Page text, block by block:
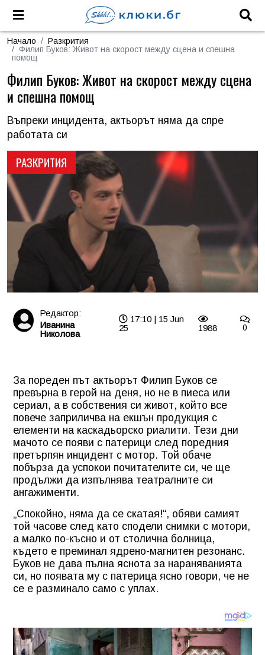
Начало
Разкрития
Филип Буков: Живот на скорост между сцена и спешна
помощ
РАЗКРИТИЯ
Филип Буков: Живот на скорост между сцена
и спешна помощ
Въпреки инцидента, актьорът няма да спре
работата си
Редактор:
Иванина
Николова
17:10 | 15 Jun
25
1988 0
За пореден път актьорът Филип Буков се
превърна в герой на деня, но не в пиеса или
сериал, а в собствения си живот, който все
повече заприличва на екшън продукция с
елементи на каскадьорско риалити. Тези дни
мачото се появи с патерици след поредния
претърпян инцидент с мотор. Той обаче
побърза да успокои почитателите си, че ще
продължи да изпълнява театралните си
ангажименти.
„Спокойно, няма да се скатая!“, обяви самият
той часове след като сподели снимки с мотори,
а малко по-късно и от столична болница,
където е преминал ядрено-магнитен резонанс.
Буков не дава пълна яснота за нараняванията
си, но появата му с патерица ясно говори, че не
се е разминало само с уплах.